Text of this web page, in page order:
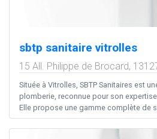
sbtp sanitaire vitrolles
15 All. Philippe de Brocard,
Située à Vitrolles, SBTP Sanitaires est
plomberie, reconnue pour son
Elle propose une gamme complète de